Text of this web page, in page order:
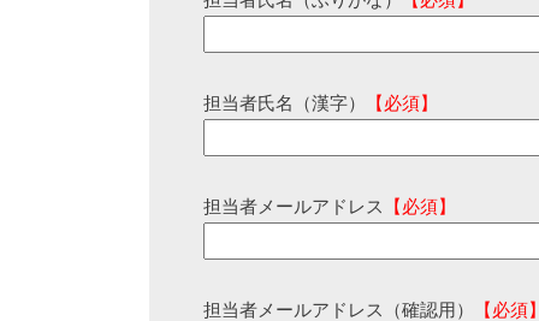
担当者氏名（漢字） 【必須】
担当者メールアドレス 【必須】
担当者メールアドレス（確認用） 【必須